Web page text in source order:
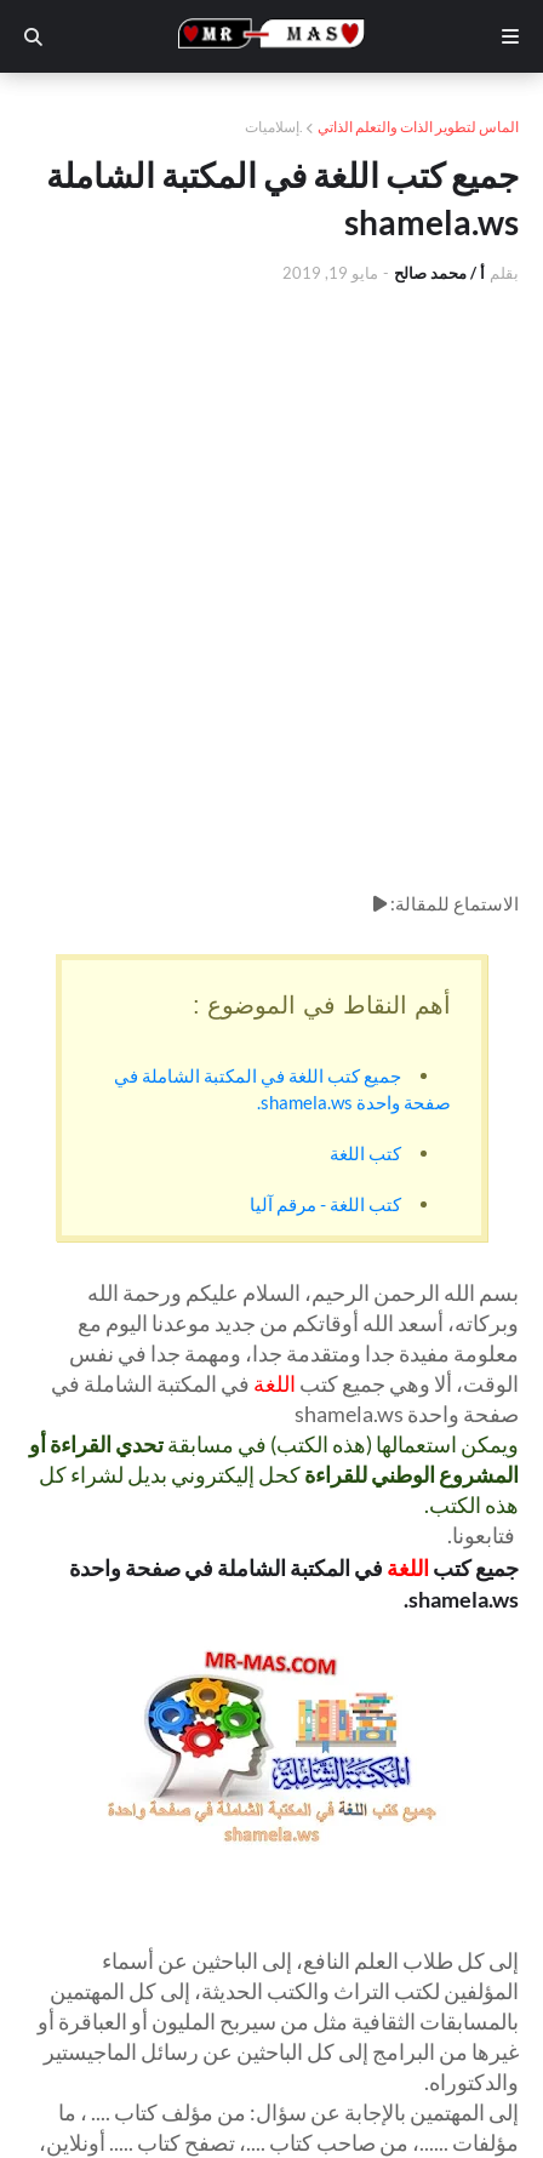
الماس لتطوير الذات والتعلم الذاتي .إسلاميات
جميع كتب اللغة في المكتبة الشاملة
shamela.ws
بقلم أ / محمد صالح - مايو 19, 2019
الاستماع للمقالة:
أهم النقاط في الموضوع :
جميع كتب اللغة في المكتبة الشاملة في
صفحة واحدة shamela.ws.
كتب اللغة
كتب اللغة - مرقم آليا
بسم الله الرحمن الرحيم، السلام عليكم ورحمة الله
وبركاته، أسعد الله أوقاتكم من جديد موعدنا اليوم مع
معلومة مفيدة جدا ومتقدمة جدا، ومهمة جدا في نفس
الوقت، ألا وهي جميع كتب اللغة في المكتبة الشاملة في
صفحة واحدة shamela.ws
ويمكن استعمالها (هذه الكتب) في مسابقةتحدي القراءة أو
المشروع الوطني للقراءةكحل إليكتروني بديل لشراء كل
هذه الكتب.
فتابعونا.
جميع كتب اللغة في المكتبة الشاملة في صفحة واحدة
shamela.ws.
إلى كل طلاب العلم النافع، إلى الباحثين عن أسماء
المؤلفين لكتب التراث والكتب الحديثة، إلى كل المهتمين
بالمسابقات الثقافية مثل من سيربح المليون أو العباقرة أو
غيرها من البرامج إلى كل الباحثين عن رسائل الماجيستير
والدكتوراه.
إلى المهتمين بالإجابة عن سؤال: من مؤلف كتاب .... ، ما
مؤلفات ......، من صاحب كتاب ....، تصفح كتاب ..... أونلاين،